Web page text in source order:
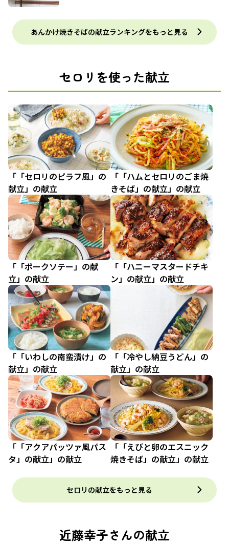
あんかけ焼きそばの献立ランキングをもっと見る
セロリを使った献立
「「セロリのピラフ風」の
献立」の献立
「「ハムとセロリのごま焼
きそば」の献立」の献立
「「ポークソテー」の献
立」の献立
「「ハニーマスタードチキ
ン」の献立」の献立
「「いわしの南蛮漬け」の
献立」の献立
「「冷やし納豆うどん」の
献立」の献立
「「アクアパッツァ風パス
タ」の献立」の献立
「「えびと卵のエスニック
焼きそば」の献立」の献立
セロリの献立をもっと見る
近藤幸子さんの献立